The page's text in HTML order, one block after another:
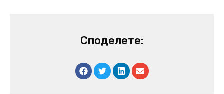
Споделете: